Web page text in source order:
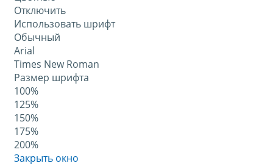
Отключить
Использовать шрифт
Обычный
Arial
Times New Roman
Размер шрифта
100%
125%
150%
175%
200%
Закрыть окно